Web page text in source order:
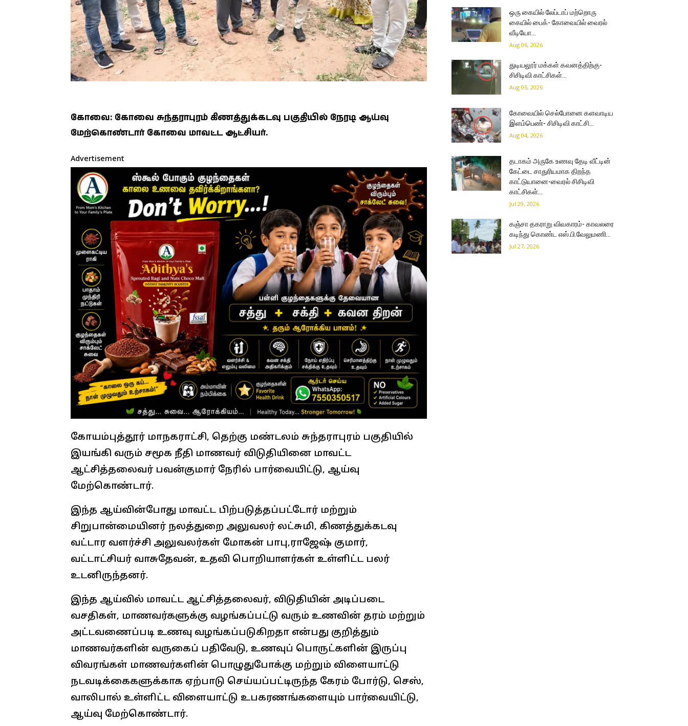
கோவை: கோவை சுந்தராபுரம் கிணத்துக்கடவு பகுதியில் நேரடி ஆய்வு
மேற்கொண்டார் கோவை மாவட்ட ஆட்சியர்.
Advertisement
கோயம்புத்தூர் மாநகராட்சி, தெற்கு மண்டலம் சுந்தராபுரம் பகுதியில்
இயங்கி வரும் சமூக நீதி மாணவர் விடுதியினை மாவட்ட
ஆட்சித்தலைவர் பவன்குமார் நேரில் பார்வையிட்டு, ஆய்வு
மேற்கொண்டார்.
இந்த ஆய்வின்போது மாவட்ட பிற்படுத்தப்பட்டோர் மற்றும்
சிறுபான்மையினர் நலத்துறை அலுவலர் லட்சுமி, கிணத்துக்கடவு
வட்டார வளர்ச்சி அலுவலர்கள் மோகன் பாபு,ராஜேஷ் குமார்,
வட்டாட்சியர் வாசுதேவன், உதவி பொறியாளர்கள் உள்ளிட்ட பலர்
உடனிருந்தனர்.
இந்த ஆய்வில் மாவட்ட ஆட்சித்தலைவர், விடுதியின் அடிப்படை
வசதிகள், மாணவர்களுக்கு வழங்கப்பட்டு வரும் உணவின் தரம் மற்றும்
அட்டவணைப்படி உணவு வழங்கப்படுகிறதா என்பது குறித்தும்
மாணவர்களின் வருகைப் பதிவேடு, உணவுப் பொருட்களின் இருப்பு
விவரங்கள் மாணவர்களின் பொழுதுபோக்கு மற்றும் விளையாட்டு
நடவடிக்கைகளுக்காக ஏற்பாடு செய்யப்பட்டிருந்த கேரம் போர்டு, செஸ்,
வாலிபால் உள்ளிட்ட விளையாட்டு உபகரணங்களையும் பார்வையிட்டு,
ஆய்வு மேற்கொண்டார்.
ஒரு கையில் லேப்டாப் மற்றொரு
கையில் பைக்- கோவையில் வைரல்
வீடியோ…
Aug 06, 2026
துடியலூர் மக்கள் கவனத்திற்கு-
சிசிடிவி காட்சிகள்…
Aug 05, 2026
கோவையில் செல்போனை களவாடிய
இளம்பெண்- சிசிடிவி காட்சி…
Aug 04, 2026
தடாகம் அருகே உணவு தேடி வீட்டின்
கேட்டை சாதுரியமாக திறந்த
காட்டுயானை-வைரல் சிசிடிவி
காட்சிகள்…
Jul 29, 2026
கஞ்சா தகராறு விவகாரம்- காவலரை
கடிந்து கொண்ட எஸ்.பி.வேலுமணி…
Jul 27, 2026